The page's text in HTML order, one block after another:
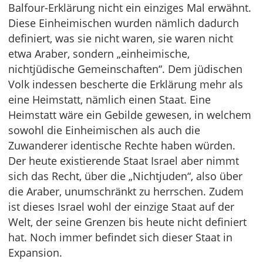
Balfour-Erklärung nicht ein einziges Mal erwähnt.
Diese Einheimischen wurden nämlich dadurch
definiert, was sie nicht waren, sie waren nicht
etwa Araber, sondern „einheimische,
nichtjüdische Gemeinschaften“. Dem jüdischen
Volk indessen bescherte die Erklärung mehr als
eine Heimstatt, nämlich einen Staat. Eine
Heimstatt wäre ein Gebilde gewesen, in welchem
sowohl die Einheimischen als auch die
Zuwanderer identische Rechte haben würden.
Der heute existierende Staat Israel aber nimmt
sich das Recht, über die „Nichtjuden“, also über
die Araber, unumschränkt zu herrschen. Zudem
ist dieses Israel wohl der einzige Staat auf der
Welt, der seine Grenzen bis heute nicht definiert
hat. Noch immer befindet sich dieser Staat in
Expansion.